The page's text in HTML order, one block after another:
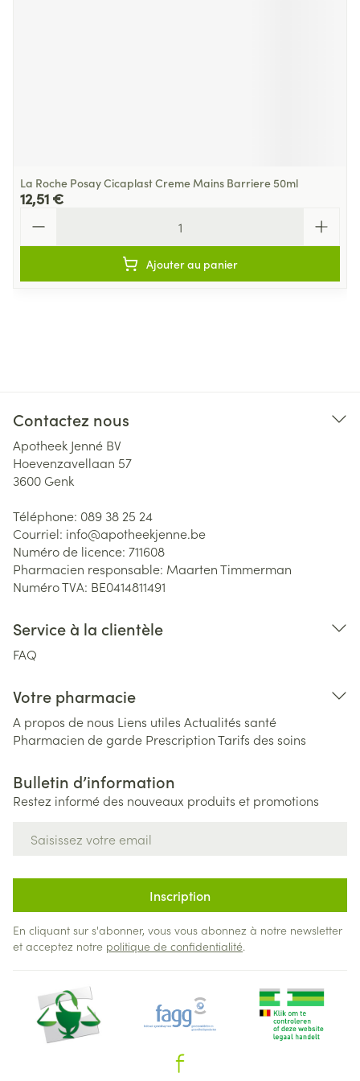
La Roche Posay Cicaplast Creme Mains Barriere 50ml
12,51 €
Ajouter au panier
Contactez nous
Apotheek Jenné BV
Hoevenzavellaan 57
3600 Genk
Téléphone: 089 38 25 24
Courriel: info@apotheekjenne.be
Numéro de licence: 711608
Pharmacien responsable: Maarten Timmerman
Numéro TVA: BE0414811491
Service à la clientèle
FAQ
Votre pharmacie
A propos de nous Liens utiles Actualités santé
Pharmacien de garde PrescriptionTarifs des soins
Bulletin d’information
Restez informé des nouveaux produits et promotions
Inscription
En cliquant sur s'abonner, vous vous abonnez à notre newsletter
et acceptez notre politique de confidentialité.